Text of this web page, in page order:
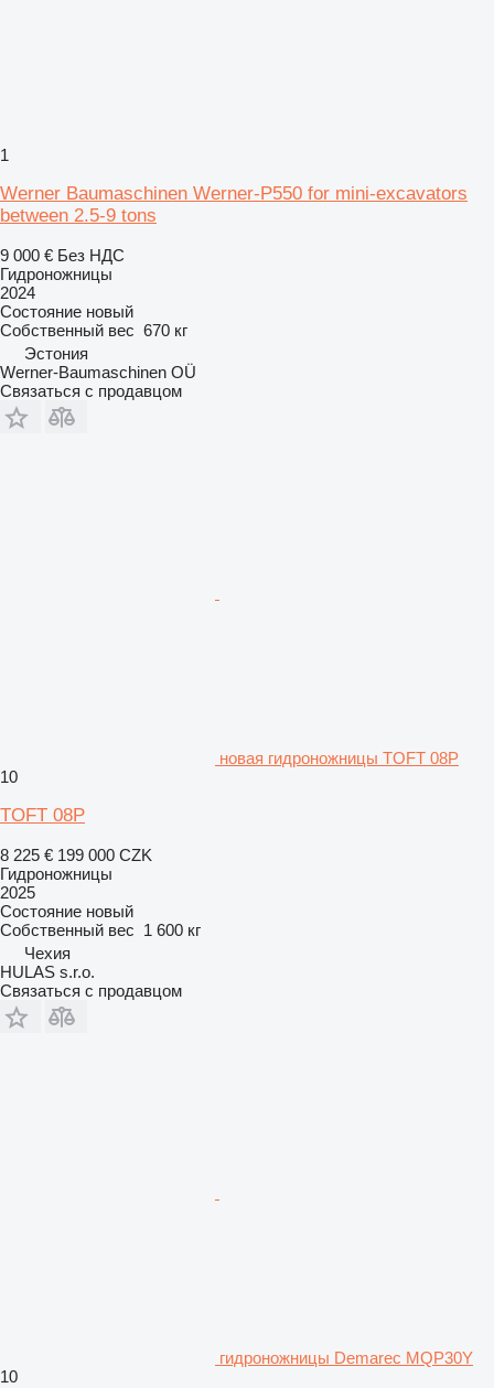
1
Werner Baumaschinen Werner-P550 for mini-excavators
between 2.5-9 tons
9 000 € Без НДС
Гидроножницы
2024
Состояние новый
Собственный вес 670 кг
Эстония
Werner-Baumaschinen OÜ
Связаться с продавцом
новая гидроножницы TOFT 08P
10
TOFT 08P
8 225 € 199 000 CZK
Гидроножницы
2025
Состояние новый
Собственный вес 1 600 кг
Чехия
HULAS s.r.o.
Связаться с продавцом
гидроножницы Demarec MQP30Y
10